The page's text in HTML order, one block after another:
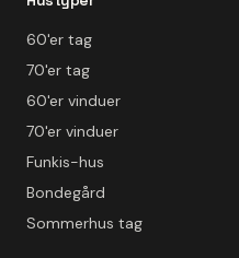
60'er tag
70'er tag
60'er vinduer
70'er vinduer
Funkis-hus
Bondegård
Sommerhus tag